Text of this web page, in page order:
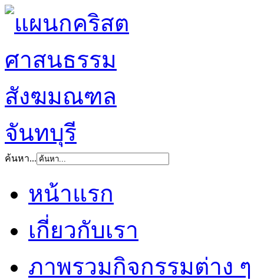
ค้นหา...
หน้าแรก
เกี่ยวกับเรา
ภาพรวมกิจกรรมต่าง ๆ